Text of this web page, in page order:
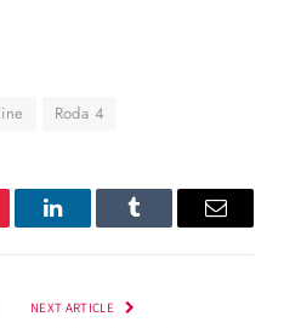
Roda 4
LinkedInTumblr Email
NEXT ARTICLE